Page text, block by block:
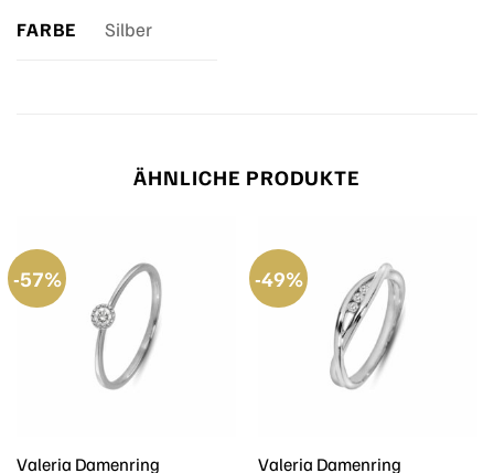
FARBE Silber
ÄHNLICHE PRODUKTE
-57%
Valeria Damenring
-49%
Valeria Damenring